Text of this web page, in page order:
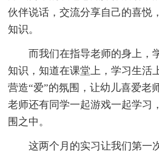
伙伴说话，交流分享自己的喜悦
知识。
而我们在指导老师的身上，
知识，知道在课堂上，学习生活
营造“爱”的氛围，让幼儿喜爱老
老师还有同学一起游戏一起学习
围之中。
这两个月的实习让我们第一